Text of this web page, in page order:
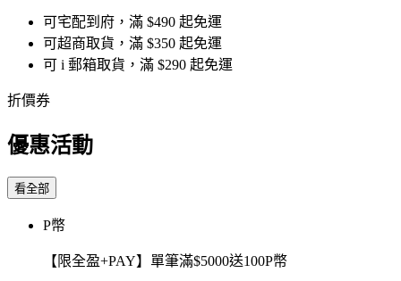
可宅配到府，滿 $490 起免運
可超商取貨，滿 $350 起免運
可 i 郵箱取貨，滿 $290 起免運
折價券
優惠活動
看全部
P幣
【限全盈+PAY】單筆滿$5000送100P幣